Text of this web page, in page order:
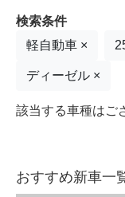
検索条件
軽自動車 ×
ディーゼル ×
該当する車種はご
おすすめ新車一